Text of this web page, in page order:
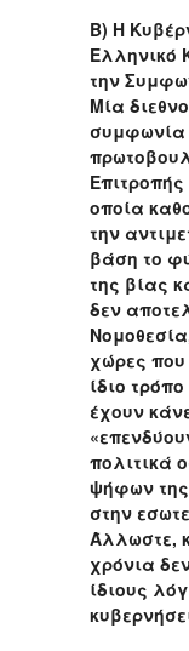
Β) Η
Ελληνικό
την
Μία
συμφωνία
οποία
την
βάση το
της βίας
δεν
χώρες που
ίδιο
έχουν
πολιτικά
ψήφων
στην
Άλλωστε,
χρόνια
ίδιους